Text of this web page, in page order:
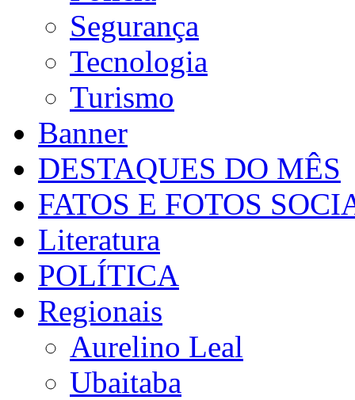
Segurança
Tecnologia
Turismo
Banner
DESTAQUES DO MÊS
FATOS E FOTOS
Literatura
POLÍTICA
Regionais
Aurelino Leal
Ubaitaba